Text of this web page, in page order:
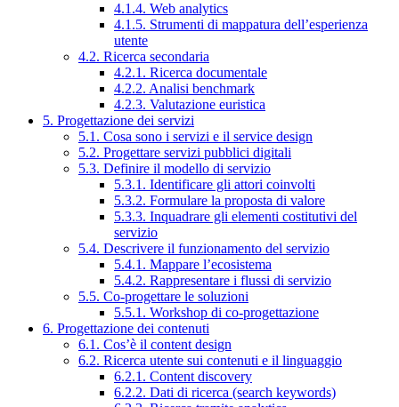
4.1.4. Web analytics
4.1.5. Strumenti di mappatura dell’esperienza
utente
4.2. Ricerca secondaria
4.2.1. Ricerca documentale
4.2.2. Analisi benchmark
4.2.3. Valutazione euristica
5. Progettazione dei servizi
5.1. Cosa sono i servizi e il service design
5.2. Progettare servizi pubblici digitali
5.3. Definire il modello di servizio
5.3.1. Identificare gli attori coinvolti
5.3.2. Formulare la proposta di valore
5.3.3. Inquadrare gli elementi costitutivi del
servizio
5.4. Descrivere il funzionamento del servizio
5.4.1. Mappare l’ecosistema
5.4.2. Rappresentare i flussi di servizio
5.5. Co-progettare le soluzioni
5.5.1. Workshop di co-progettazione
6. Progettazione dei contenuti
6.1. Cos’è il content design
6.2. Ricerca utente sui contenuti e il linguaggio
6.2.1. Content discovery
6.2.2. Dati di ricerca (search keywords)